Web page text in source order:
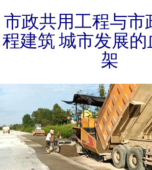
市政共用工程与市
程建筑 城市发展
架